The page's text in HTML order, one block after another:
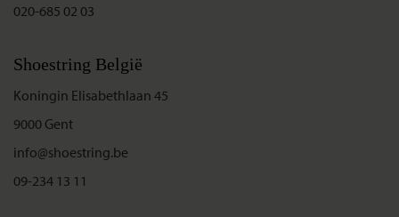
020-685 02 03
Shoestring België
Koningin Elisabethlaan 45
9000 Gent
info@shoestring.be
09-234 13 11